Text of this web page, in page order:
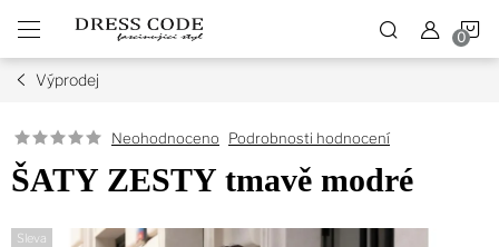
obsah
Výprodej
Neohodnoceno Podrobnosti hodnocení
ŠATY ZESTY tmavě modré
Sleva